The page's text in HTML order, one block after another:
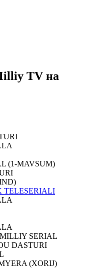
TV на
(1-MAVSUM)
TELESERIALI
SERIAL
DASTURI
(XORIJ)